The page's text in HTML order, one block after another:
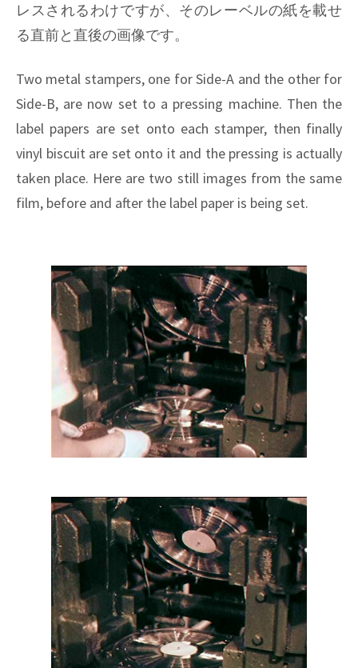
レスされるわけですが、そのレーベルの紙を載せ
る直前と直後の画像です。
Two metal stampers, one for Side-A and the other for
Side-B, are now set to a pressing machine. Then the
label papers are set onto each stamper, then finally
vinyl biscuit are set onto it and the pressing is actually
taken place. Here are two still images from the same
film, before and after the label paper is being set.